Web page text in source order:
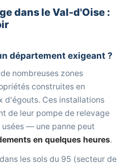
dans le Val-d'Oise :
département exigeant ?
nombreuses zones
construites en
d'égouts. Ces installations
de leur pompe de relevage
— une panne peut
en quelques heures.
les sols du 95 (secteur de